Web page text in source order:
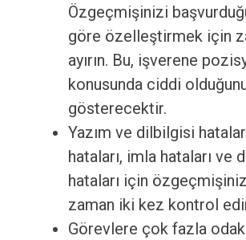
Özgeçmişinizi
göre özelleştirmek için
ayırın. Bu, işverene
konusunda ciddi
gösterecektir.
Yazım ve dilbilgisi
hataları, imla hataları ve
hataları için
zaman iki kez kontrol
Görevlere çok fazla